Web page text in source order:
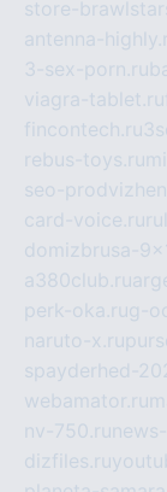
store-
antenna-
3-sex-porn.ru
viagra-tablet.ru
fincontech.ru
rebus-toys.ru
seo-
card-voice.ru
domizbrusa-
a380club.ru
perk-oka.rug-
naruto-x.ru
spayderhed-
webamator.ru
nv-750.ru
dizfiles.ru